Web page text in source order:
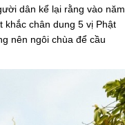
dân kể lại rằng vào năm
chân dung 5 vị Phật
nên ngôi chùa để cầu